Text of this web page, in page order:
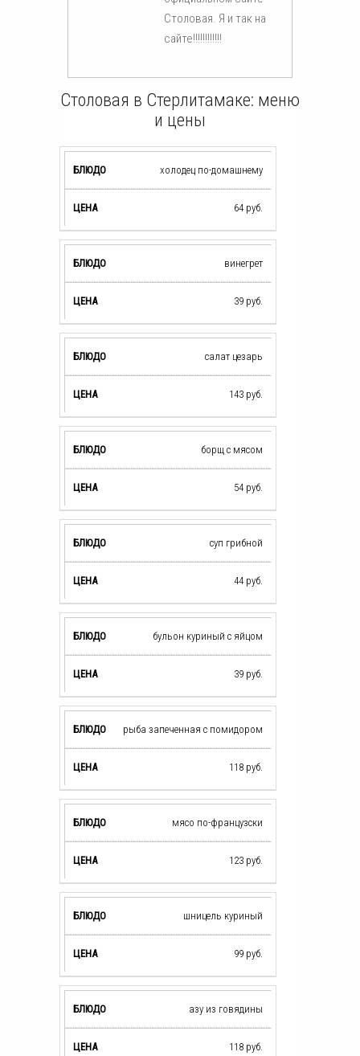
Столовая. Я и так на
сайте!!!!!!!!!!!!
Столовая в Стерлитамаке: меню
и цены
холодец по-домашнему
64 руб.
винегрет
39 руб.
салат цезарь
143 руб.
борщ с мясом
54 руб.
суп грибной
44 руб.
бульон куриный с яйцом
39 руб.
рыба запеченная с помидором
118 руб.
мясо по-французски
123 руб.
шницель куриный
99 руб.
азу из говядины
118 руб.